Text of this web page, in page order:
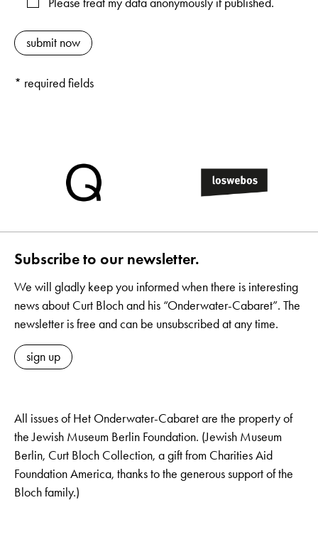
Please treat my data anonymously if published.
* required fields
Subscribe to our newsletter.
We will gladly keep you informed when there is interesting
news about Curt Bloch and his “Onderwater-Cabaret”. The
newsletter is free and can be unsubscribed at any time.
sign up
All issues of Het Onderwater-Cabaret are the property of
the Jewish Museum Berlin Foundation. (Jewish Museum
Berlin, Curt Bloch Collection, a gift from Charities Aid
Foundation America, thanks to the generous support of the
Bloch family.)